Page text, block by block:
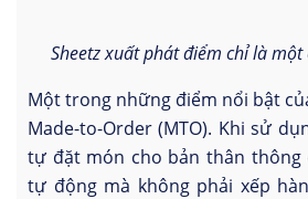
Sheetz xuất phát điểm chỉ là
Một trong những điểm nổi bật
Made-to-Order (MTO). Khi sử
tự đặt món cho bản thân thông
tự động mà không phải xếp